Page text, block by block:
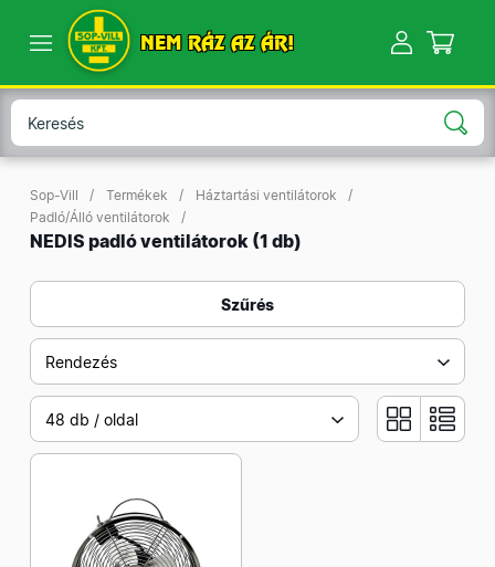
NEM RÁZ AZ ÁR!
Sop-Vill Termékek
Háztartási ventilátorok
Padló/Álló ventilátorok
NEDIS padló ventilátorok (1 db)
Szűrés
Rendezés
48 db / oldal